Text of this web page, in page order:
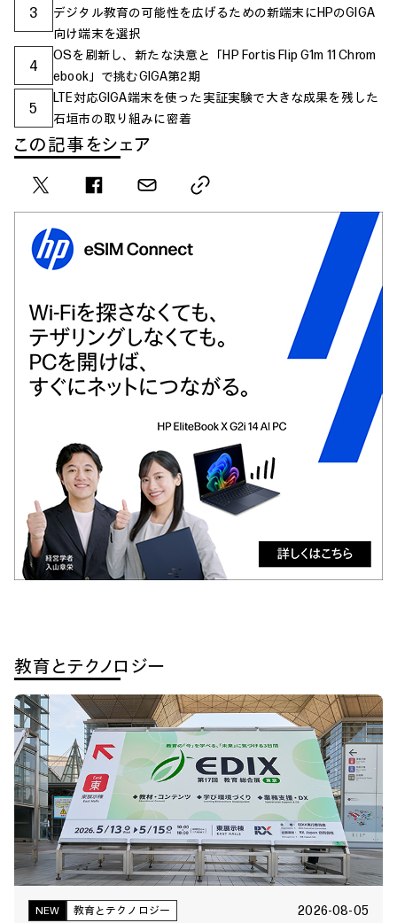
3
デジタル教育の可能性を広げるための新端末にHPのGIGA
向け端末を選択
4
OSを刷新し、新たな決意と「HP Fortis Flip G1m 11 Chrom
ebook」で挑むGIGA第2期
5
LTE対応GIGA端末を使った実証実験で大きな成果を残した
石垣市の取り組みに密着
この記事をシェア
教育とテクノロジー
NEW 教育とテクノロジー 2026-08-05